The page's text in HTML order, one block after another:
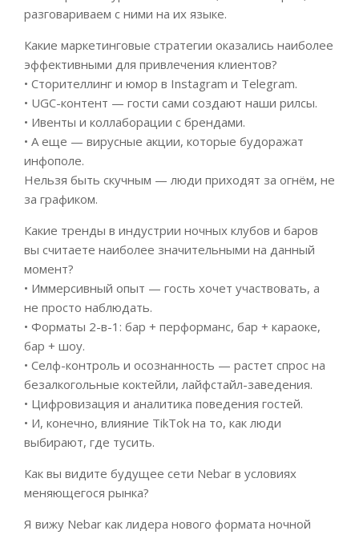
разговариваем с ними на их языке.
Какие маркетинговые стратегии оказались наиболее
эффективными для привлечения клиентов?
• Сторителлинг и юмор в Instagram и Telegram.
• UGC-контент — гости сами создают наши рилсы.
• Ивенты и коллаборации с брендами.
• А еще — вирусные акции, которые будоражат
инфополе.
Нельзя быть скучным — люди приходят за огнём, не
за графиком.
Какие тренды в индустрии ночных клубов и баров
вы считаете наиболее значительными на данный
момент?
• Иммерсивный опыт — гость хочет участвовать, а
не просто наблюдать.
• Форматы 2-в-1: бар + перформанс, бар + караоке,
бар + шоу.
• Селф-контроль и осознанность — растет спрос на
безалкогольные коктейли, лайфстайл-заведения.
• Цифровизация и аналитика поведения гостей.
• И, конечно, влияние TikTok на то, как люди
выбирают, где тусить.
Как вы видите будущее сети Nebar в условиях
меняющегося рынка?
Я вижу Nebar как лидера нового формата ночной